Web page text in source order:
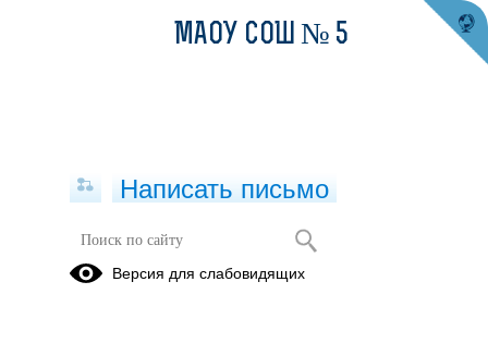
Декабрь 2023
МАОУ СОШ № 5
Написать письмо
Версия для слабовидящих